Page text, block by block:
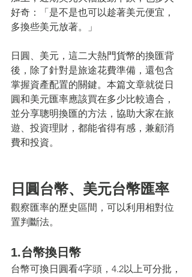
好奇：「是不是也可以趁著美元便宜，
多換些美元放著。」
日圓、美元，這二大熱門貨幣的換匯背
後，除了針對是旅途花費準備，還包含
掌握資產配置的關鍵。本篇文章就從日
圓和美元匯率應該買在多少比較適合，
並分享聰明換匯的方法，協助大家在旅
遊、投資理財，都能省得有感，兼顧消
費和投資。
日圓台幣、美元台幣匯率
觀察匯率的歷史區間，可以利用相對位
置判斷法。
1.台幣換日幣
台幣可換日圓看4字頭，4.2以上可分批，